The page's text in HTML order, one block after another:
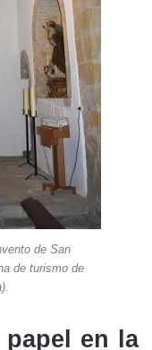
de San
de turismo de
en la